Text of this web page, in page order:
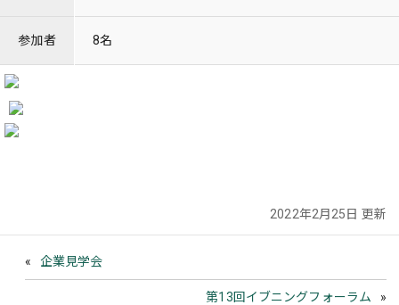
参加者 8名
2022年2月25日 更新
企業見学会
第13回イブニングフォーラム